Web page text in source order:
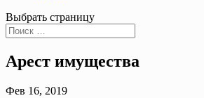
Выбрать страницу
Арест имущества
Фев 16, 2019